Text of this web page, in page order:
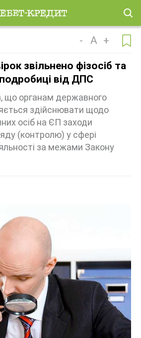
- A +
звільнено фізосіб та
від ДПС
що органам державного
здійснювати щодо
осіб на ЄП заходи
(контролю) у сфері
за межами Закону